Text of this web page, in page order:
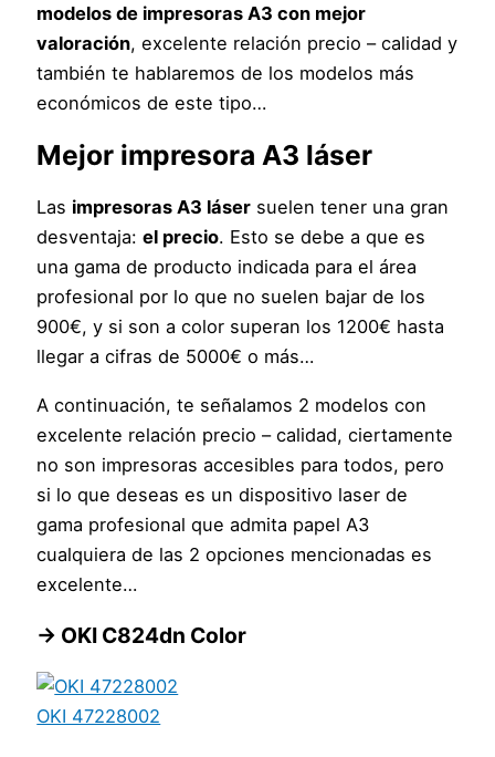
modelos de impresoras A3 con mejor
valoración, excelente relación precio – calidad y
también te hablaremos de los modelos más
económicos de este tipo…
Mejor impresora A3 láser
Las impresoras A3 láser suelen tener una gran
desventaja:el precio. Esto se debe a que es
una gama de producto indicada para el área
profesional por lo que no suelen bajar de los
900€, y si son a color superan los 1200€ hasta
llegar a cifras de 5000€ o más…
A continuación, te señalamos 2 modelos con
excelente relación precio – calidad, ciertamente
no son impresoras accesibles para todos, pero
si lo que deseas es un dispositivo laser de
gama profesional que admita papel A3
cualquiera de las 2 opciones mencionadas es
excelente…
→ OKI C824dn Color
OKI 47228002